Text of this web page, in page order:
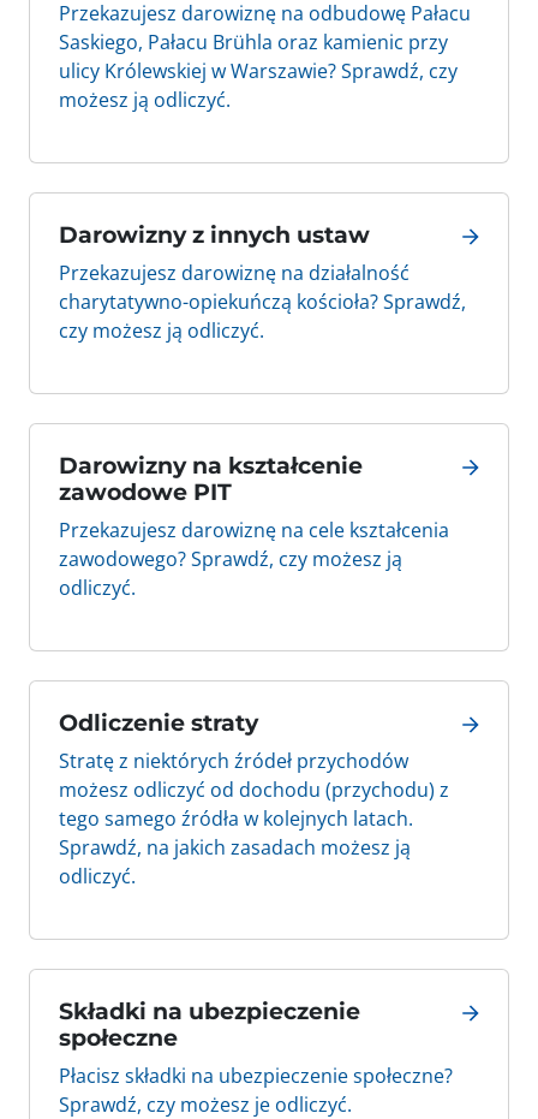
Przekazujesz darowiznę na odbudowę Pałacu
Saskiego, Pałacu Brühla oraz kamienic przy
ulicy Królewskiej w Warszawie? Sprawdź, czy
możesz ją odliczyć.
Darowizny z innych ustaw
Przekazujesz darowiznę na działalność
charytatywno-opiekuńczą kościoła? Sprawdź,
czy możesz ją odliczyć.
Darowizny na kształcenie
zawodowe PIT
Przekazujesz darowiznę na cele kształcenia
zawodowego? Sprawdź, czy możesz ją
odliczyć.
Odliczenie straty
Stratę z niektórych źródeł przychodów
możesz odliczyć od dochodu (przychodu) z
tego samego źródła w kolejnych latach.
Sprawdź, na jakich zasadach możesz ją
odliczyć.
Składki na ubezpieczenie
społeczne
Płacisz składki na ubezpieczenie społeczne?
Sprawdź, czy możesz je odliczyć.